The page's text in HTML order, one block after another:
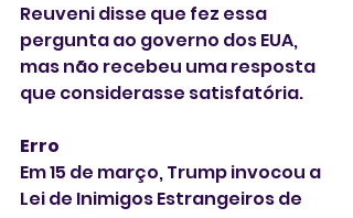
Reuveni disse que fez essa
pergunta ao governo dos EUA,
mas não recebeu uma resposta
que considerasse satisfatória.
Erro
Em 15 de março, Trump invocou a
Lei de Inimigos Estrangeiros de